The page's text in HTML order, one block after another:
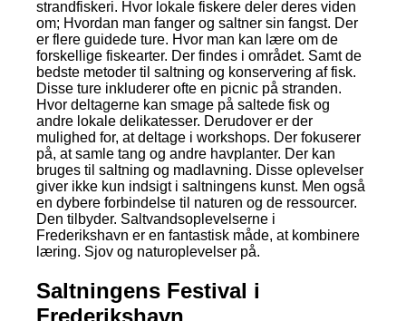
strandfiskeri. Hvor lokale fiskere deler deres viden
om; Hvordan man fanger og saltner sin fangst. Der
er flere guidede ture. Hvor man kan lære om de
forskellige fiskearter. Der findes i området. Samt de
bedste metoder til saltning og konservering af fisk.
Disse ture inkluderer ofte en picnic på stranden.
Hvor deltagerne kan smage på saltede fisk og
andre lokale delikatesser. Derudover er der
mulighed for, at deltage i workshops. Der fokuserer
på, at samle tang og andre havplanter. Der kan
bruges til saltning og madlavning. Disse oplevelser
giver ikke kun indsigt i saltningens kunst. Men også
en dybere forbindelse til naturen og de ressourcer.
Den tilbyder. Saltvandsoplevelserne i
Frederikshavn er en fantastisk måde, at kombinere
læring. Sjov og naturoplevelser på.
Saltningens Festival i
Frederikshavn